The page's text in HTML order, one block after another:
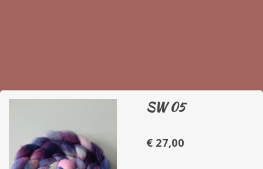
SW 05
€ 27,00